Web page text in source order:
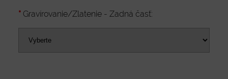
Gravírovanie/Zlatenie - Zadná časť: